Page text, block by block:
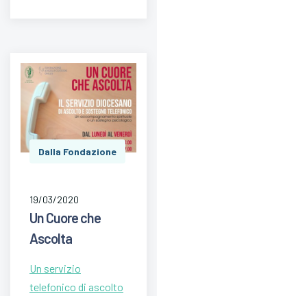
Dalla Fondazione
19/03/2020
Un Cuore che
Ascolta
Un servizio
telefonico di ascolto